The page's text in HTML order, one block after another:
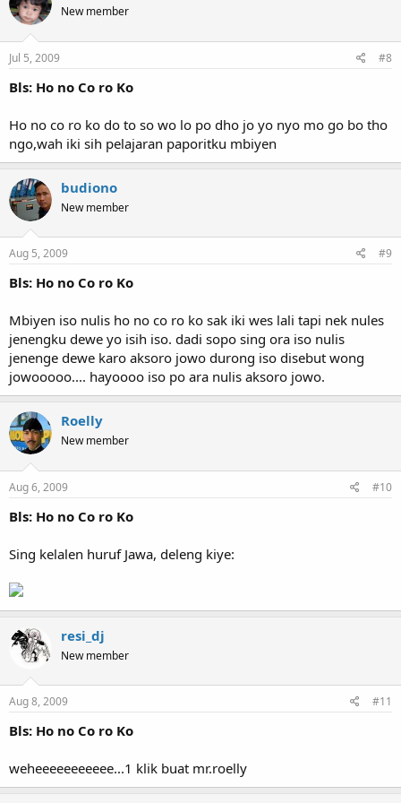
New member
Jul 5, 2009 #8
Bls: Ho no Co ro Ko
Ho no co ro ko do to so wo lo po dho jo yo nyo mo go bo tho
ngo,wah iki sih pelajaran paporitku mbiyen
budiono
New member
Aug 5, 2009 #9
Bls: Ho no Co ro Ko
Mbiyen iso nulis ho no co ro ko sak iki wes lali tapi nek nules
jenengku dewe yo isih iso. dadi sopo sing ora iso nulis
jenenge dewe karo aksoro jowo durong iso disebut wong
jowooooo.... hayoooo iso po ara nulis aksoro jowo.
Roelly
New member
Aug 6, 2009 #10
Bls: Ho no Co ro Ko
Sing kelalen huruf Jawa, deleng kiye:
resi_dj
New member
Aug 8, 2009 #11
Bls: Ho no Co ro Ko
weheeeeeeeeeee...1 klik buat mr.roelly